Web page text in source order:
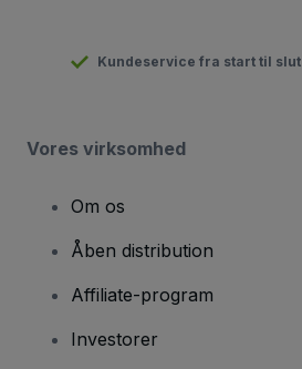
Kundeservice fra start til slut
Vores virksomhed
Om os
Åben distribution
Affiliate-program
Investorer